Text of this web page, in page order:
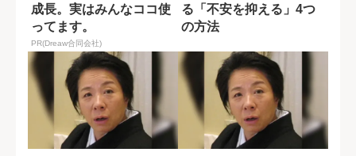
成長。実はみんなココ使
ってます。
PR(Dreaw合同会社)
る「不安を抑える」4つ
の方法